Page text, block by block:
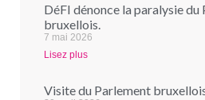
DéFI dénonce la paralysie du
bruxellois.
7 mai 2026
Lisez plus
Visite du Parlement